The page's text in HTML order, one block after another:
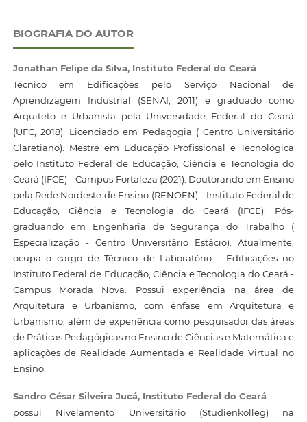
BIOGRAFIA DO AUTOR
Jonathan Felipe da Silva, Instituto Federal do Ceará
Técnico em Edificações pelo Serviço Nacional de
Aprendizagem Industrial (SENAI, 2011) e graduado como
Arquiteto e Urbanista pela Universidade Federal do Ceará
(UFC, 2018). Licenciado em Pedagogia ( Centro Universitário
Claretiano). Mestre em Educação Profissional e Tecnológica
pelo Instituto Federal de Educação, Ciência e Tecnologia do
Ceará (IFCE) - Campus Fortaleza (2021). Doutorando em Ensino
pela Rede Nordeste de Ensino (RENOEN) - Instituto Federal de
Educação, Ciência e Tecnologia do Ceará (IFCE). Pós-
graduando em Engenharia de Segurança do Trabalho (
Especialização - Centro Universitário Estácio). Atualmente,
ocupa o cargo de Técnico de Laboratório - Edificações no
Instituto Federal de Educação, Ciência e Tecnologia do Ceará -
Campus Morada Nova. Possui experiência na área de
Arquitetura e Urbanismo, com ênfase em Arquitetura e
Urbanismo, além de experiência como pesquisador das áreas
de Práticas Pedagógicas no Ensino de Ciências e Matemática e
aplicações de Realidade Aumentada e Realidade Virtual no
Ensino.
Sandro César Silveira Jucá, Instituto Federal do Ceará
possui Nivelamento Universitário (Studienkolleg) na